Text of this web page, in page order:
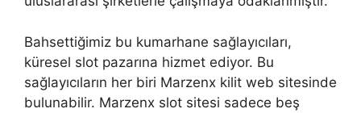
Bahsettiğimiz bu kumarhane sağlayıcıları,
küresel slot pazarına hizmet ediyor. Bu
sağlayıcıların her biri Marzenx kilit web sitesinde
bulunabilir. Marzenx slot sitesi sadece beş